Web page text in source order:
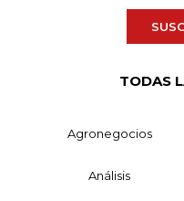
TODAS
Agronegocios
Análisis